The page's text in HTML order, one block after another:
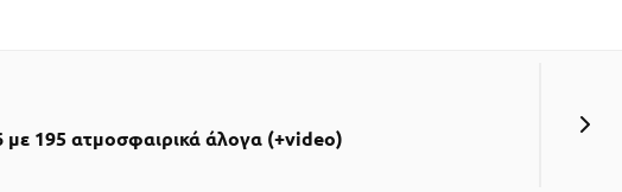
195 ατμοσφαιρικά άλογα (+video)